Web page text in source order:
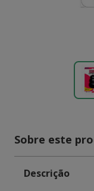
Sobre este
Descrição